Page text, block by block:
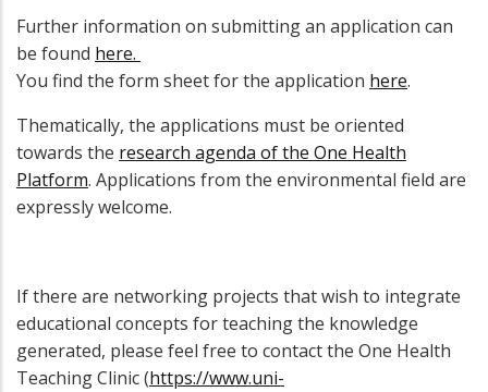
Further information on submitting an application can
be found here.
You find the form sheet for the application here.
Thematically, the applications must be oriented
towards the research agenda of the One Health
Platform. Applications from the environmental field are
expressly welcome.
If there are networking projects that wish to integrate
educational concepts for teaching the knowledge
generated, please feel free to contact the One Health
Teaching Clinic (https://www.uni-